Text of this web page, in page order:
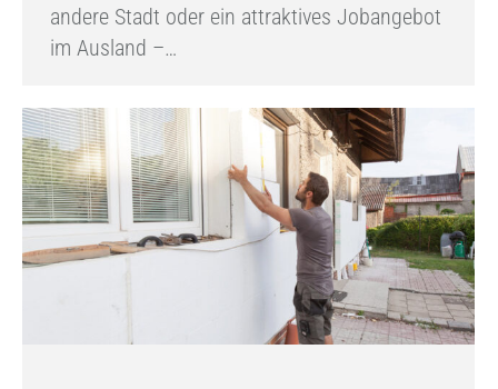
andere Stadt oder ein attraktives Jobangebot
im Ausland –…